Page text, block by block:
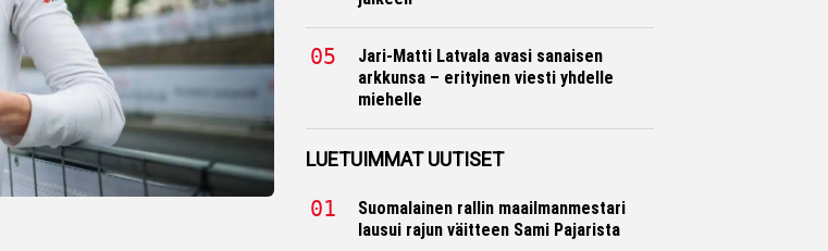
Jari-Matti Latvala avasi sanaisen
arkkunsa – erityinen viesti yhdelle
miehelle
LUETUIMMAT UUTISET
Suomalainen rallin maailmanmestari
lausui rajun väitteen Sami Pajarista